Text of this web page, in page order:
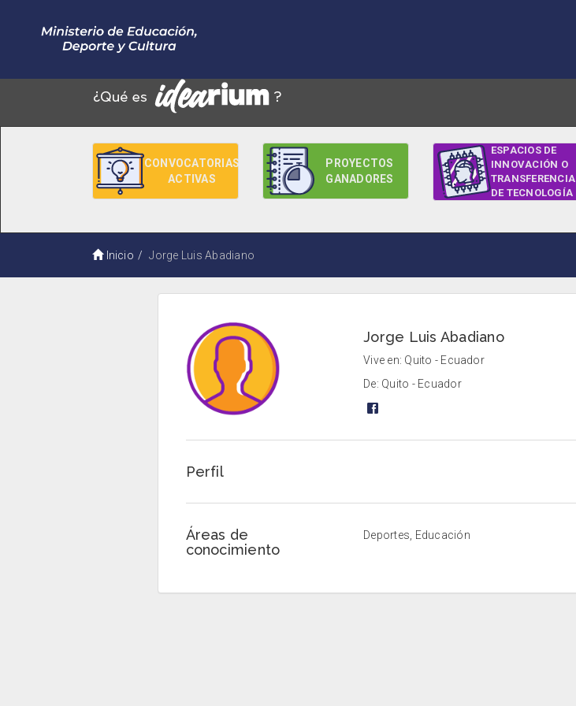
CONVOCATORIAS
ACTIVAS
PROYECTOS
GANADORES
ESPACIOS DE
INNOVACIÓN O
TRANSFERENCIA
DE TECNOLOGÍA
Inicio Jorge Luis Abadiano
Jorge Luis Abadiano
Vive en: Quito - Ecuador
De: Quito - Ecuador
Perfil
Áreas de
conocimiento
Deportes, Educación